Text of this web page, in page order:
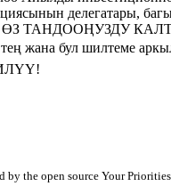
делегатары,
жана бул шилтеме
by the open source Your